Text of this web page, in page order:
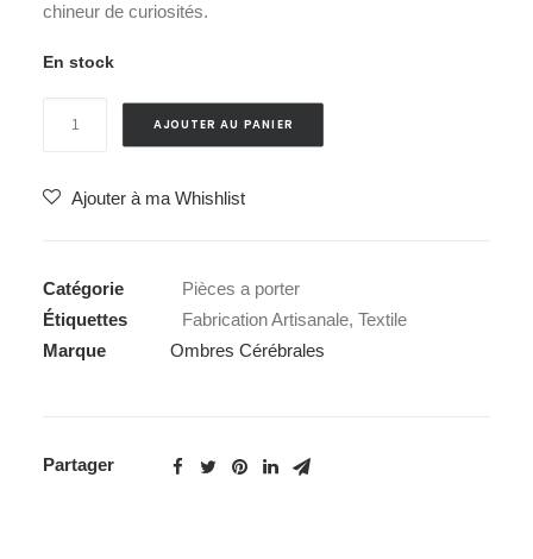
chineur de curiosités.
En stock
Bag
Ombres
Cérébrales
AJOUTER AU PANIER
Ajouter à ma Whishlist
Catégorie
Pièces a porter
Étiquettes
Fabrication Artisanale, Textile
Marque
Ombres Cérébrales
Partager